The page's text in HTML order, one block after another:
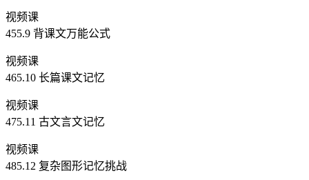
视频课
455.9 背课文万能公式
视频课
465.10 长篇课文记忆
视频课
475.11 古文言文记忆
视频课
485.12 复杂图形记忆挑战